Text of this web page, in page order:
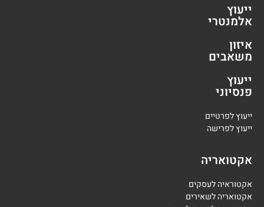
ייעוץ
אלמנטרי
איזון
משאבים
ייעוץ
פנסיוני
ייעוץ לפרטיים
ייעוץ לפרישה
אקטואריה
אקטוראיה לעסקים
אקטואריה לשאירים